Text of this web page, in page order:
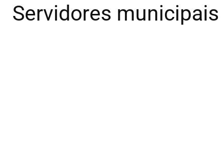
Servidores